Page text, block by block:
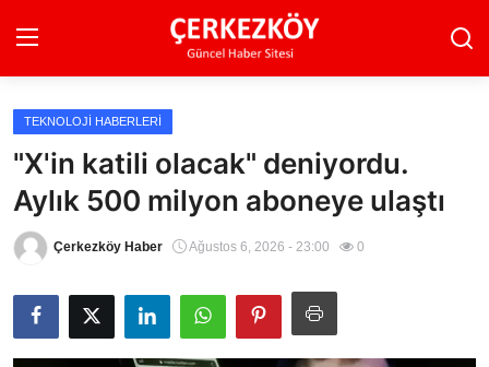
Ana Sayfa
Son Dakika
Ekonomi Haberleri
Magazin Haberleri
Spor Haberleri
TEKNOLOJI HABERLERI
"X'in katili olacak" deniyordu.
Aylık 500 milyon aboneye ulaştı
Çerkezköy Haber Ağustos 6, 2026 - 23:00 0